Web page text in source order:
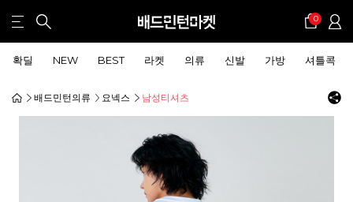
0
확딜 NEW BEST 라켓 의류 신발 가방 셔틀콕
배드민턴의류 요넥스 남성티셔츠